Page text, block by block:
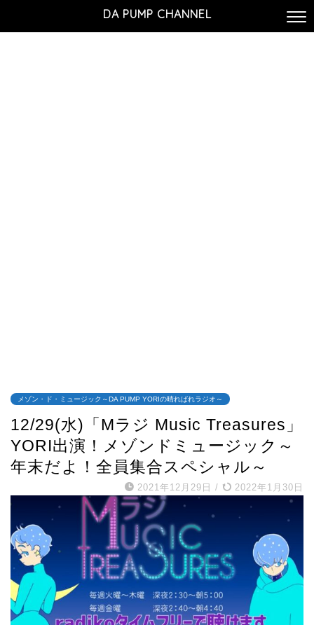
DA PUMP CHANNEL
メゾン・ド・ミュージック～DA PUMP YORIの晴ればれラジオ～
12/29(水)「Mラジ Music Treasures」
YORI出演！メゾンドミュージック～
年末だよ！全員集合スペシャル～
2021年12月29日 / 2022年1月30日